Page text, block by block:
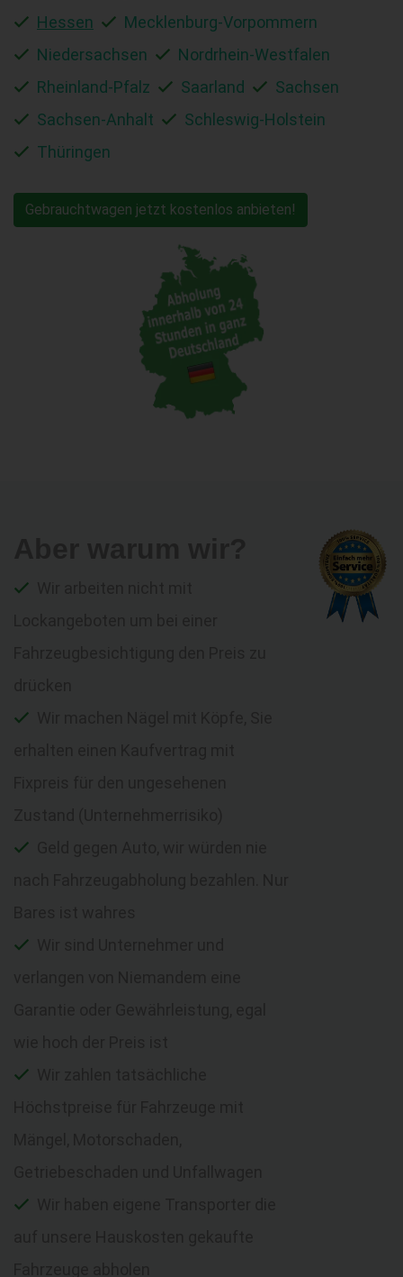
Hessen
Mecklenburg-Vorpommern
Niedersachsen
Nordrhein-Westfalen
Rheinland-Pfalz
Saarland
Sachsen
Sachsen-Anhalt
Schleswig-Holstein
Thüringen
Gebrauchtwagen jetzt kostenlos anbieten!